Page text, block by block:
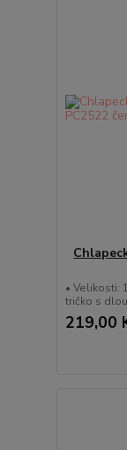
• Velikosti:
tričko s
219,00